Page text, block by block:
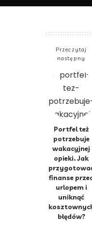
Przeczytaj
następny
Portfel też
potrzebuje
wakacyjnej
opieki. Jak
finanse
urlopem i
uniknąć
błędów?